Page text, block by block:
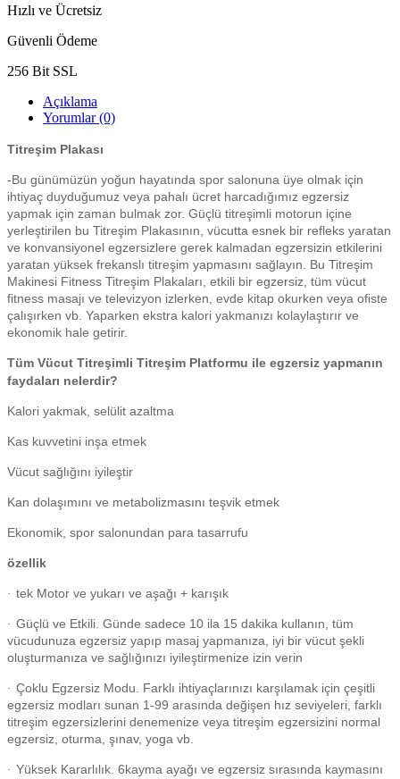
Hızlı ve Ücretsiz
Güvenli Ödeme
256 Bit SSL
Açıklama
Yorumlar (0)
Titreşim Plakası
-Bu günümüzün yoğun hayatında spor salonuna üye olmak için
ihtiyaç duyduğumuz veya pahalı ücret harcadığımız egzersiz
yapmak için zaman bulmak zor. Güçlü titreşimli motorun içine
yerleştirilen bu Titreşim Plakasının, vücutta esnek bir refleks yaratan
ve konvansiyonel egzersizlere gerek kalmadan egzersizin etkilerini
yaratan yüksek frekanslı titreşim yapmasını sağlayın. Bu Titreşim
Makinesi Fitness Titreşim Plakaları, etkili bir egzersiz, tüm vücut
fitness masajı ve televizyon izlerken, evde kitap okurken veya ofiste
çalışırken vb. Yaparken ekstra kalori yakmanızı kolaylaştırır ve
ekonomik hale getirir.
Tüm Vücut Titreşimli Titreşim Platformu ile egzersiz yapmanın
faydaları nelerdir?
Kalori yakmak, selülit azaltma
Kas kuvvetini inşa etmek
Vücut sağlığını iyileştir
Kan dolaşımını ve metabolizmasını teşvik etmek
Ekonomik, spor salonundan para tasarrufu
özellik
· tek Motor ve yukarı ve aşağı + karışık
· Güçlü ve Etkili. Günde sadece 10 ila 15 dakika kullanın, tüm
vücudunuza egzersiz yapıp masaj yapmanıza, iyi bir vücut şekli
oluşturmanıza ve sağlığınızı iyileştirmenize izin verin
· Çoklu Egzersiz Modu. Farklı ihtiyaçlarınızı karşılamak için çeşitli
egzersiz modları sunan 1-99 arasında değişen hız seviyeleri, farklı
titreşim egzersizlerini denemenize veya titreşim egzersizini normal
egzersiz, oturma, şınav, yoga vb.
· Yüksek Kararlılık. 6kayma ayağı ve egzersiz sırasında kaymasını